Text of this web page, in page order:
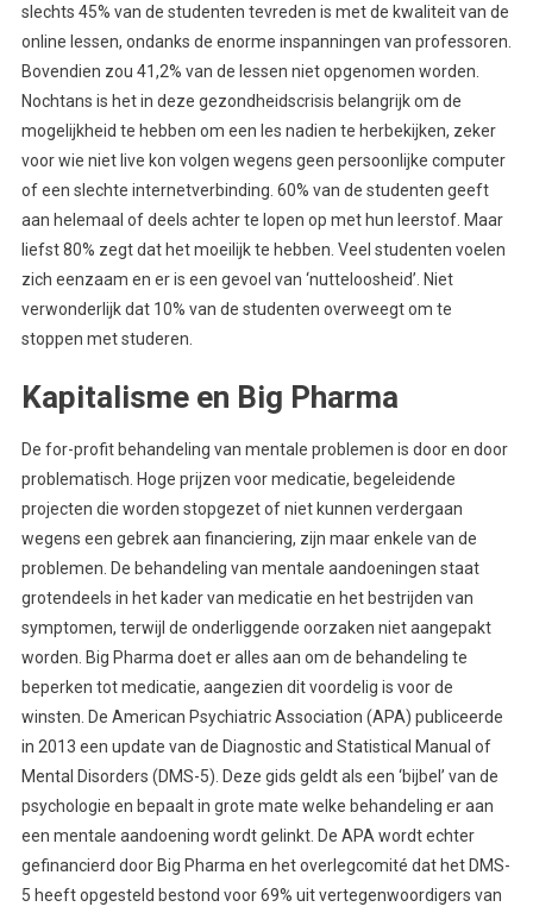
slechts 45% van de studenten tevreden is met de kwaliteit van de
online lessen, ondanks de enorme inspanningen van professoren.
Bovendien zou 41,2% van de lessen niet opgenomen worden.
Nochtans is het in deze gezondheidscrisis belangrijk om de
mogelijkheid te hebben om een les nadien te herbekijken, zeker
voor wie niet live kon volgen wegens geen persoonlijke computer
of een slechte internetverbinding. 60% van de studenten geeft
aan helemaal of deels achter te lopen op met hun leerstof. Maar
liefst 80% zegt dat het moeilijk te hebben. Veel studenten voelen
zich eenzaam en er is een gevoel van ‘nutteloosheid’. Niet
verwonderlijk dat 10% van de studenten overweegt om te
stoppen met studeren.
Kapitalisme en Big Pharma
De for-profit behandeling van mentale problemen is door en door
problematisch. Hoge prijzen voor medicatie, begeleidende
projecten die worden stopgezet of niet kunnen verdergaan
wegens een gebrek aan financiering, zijn maar enkele van de
problemen. De behandeling van mentale aandoeningen staat
grotendeels in het kader van medicatie en het bestrijden van
symptomen, terwijl de onderliggende oorzaken niet aangepakt
worden. Big Pharma doet er alles aan om de behandeling te
beperken tot medicatie, aangezien dit voordelig is voor de
winsten. De American Psychiatric Association (APA) publiceerde
in 2013 een update van de Diagnostic and Statistical Manual of
Mental Disorders (DMS-5). Deze gids geldt als een ‘bijbel’ van de
psychologie en bepaalt in grote mate welke behandeling er aan
een mentale aandoening wordt gelinkt. De APA wordt echter
gefinancierd door Big Pharma en het overlegcomité dat het DMS-
5 heeft opgesteld bestond voor 69% uit vertegenwoordigers van